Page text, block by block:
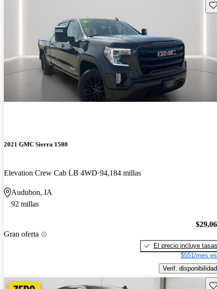
2021 GMC Sierra 1500
Elevation Crew Cab LB 4WD 94,184 millas
Audubon, IA
92 millas
Gran oferta
El precio incluye tasas
$551/mes
Verif. disponibilidad